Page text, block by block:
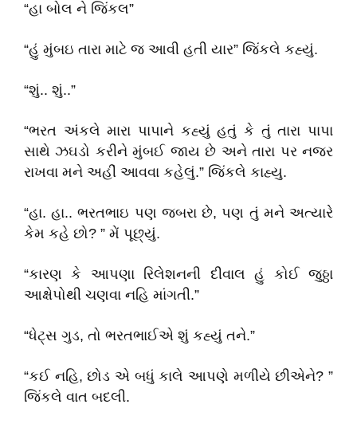
“હા બોલ ને જિંકલ”
“હું મુંબઇ તારા માટે જ આવી હતી યાર” જિંકલે કહ્યું.
“શું.. શું..”
“ભરત અંકલે મારા પાપાને કહ્યું હતું કે તું તારા પાપા
સાથે ઝઘડો કરીને મુંબઈ જાય છે અને તારા પર નજર
રાખવા મને અહીં આવવા કહેલું.” જિંકલે કાહ્યુ.
“હા. હા.. ભરતભાઇ પણ જબરા છે, પણ તું મને અત્યારે
કેમ કહે છો? ” મેં પૂછ્યું.
“કારણ કે આપણા રિલેશનની દીવાલ હું કોઈ જુઠ્ઠા
આક્ષેપોથી ચણવા નહિ માંગતી.”
“ધેટ્સ ગુડ, તો ભરતભાઈએ શું કહ્યું તને.”
“કઈ નહિ, છોડ એ બધું કાલે આપણે મળીયે છીએને? ”
જિંકલે વાત બદલી.